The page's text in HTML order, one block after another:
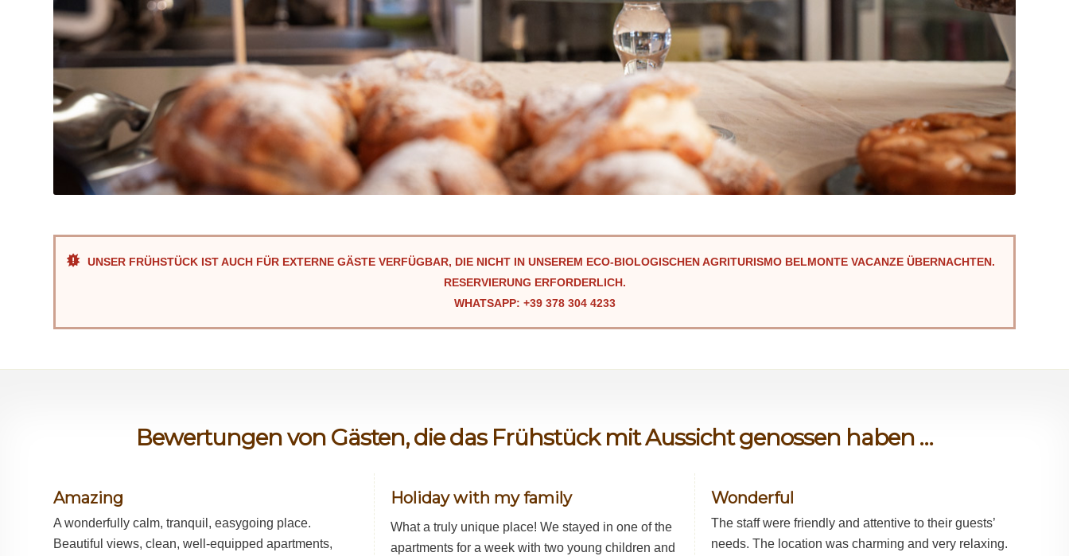
UNSER FRÜHSTÜCK IST AUCH FÜR EXTERNE GÄSTE VERFÜGBAR, DIE NICHT IN UNSEREM ECO-BIOLOGISCHEN AGRITURISMO BELMONTE VACANZEÜBERNACHTEN.
RESERVIERUNG ERFORDERLICH.
WHATSAPP: +39 378 304 4233
Bewertungen von Gästen, die das Frühstück mit Aussicht genossen haben …
Amazing
A wonderfully calm, tranquil, easygoing place.
Beautiful views, clean, well-equipped apartments,
Holiday with my family
What a truly unique place! We stayed in one of the
apartments for a week with two young children and
Wonderful
The staff were friendly and attentive to their guests’
needs. The location was charming and very relaxing.